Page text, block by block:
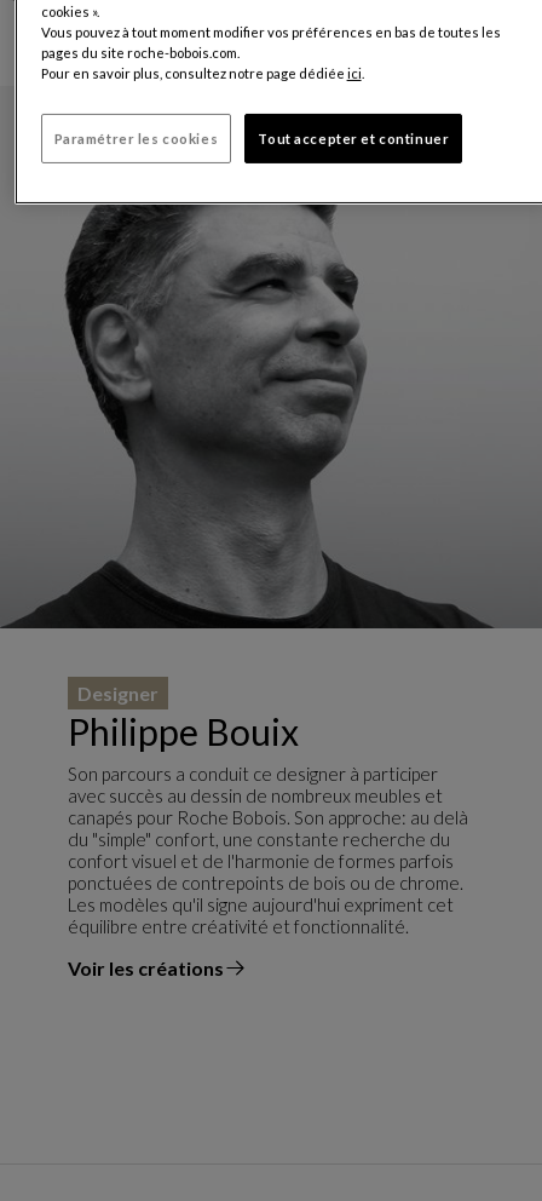
Philippe Bouix
Designer
Son parcours a conduit ce designer à participer
avec succès au dessin de nombreux meubles et
canapés pour Roche Bobois. Son approche: au delà
du "simple" confort, une constante recherche du
confort visuel et de l'harmonie de formes parfois
ponctuées de contrepoints de bois ou de chrome.
Les modèles qu'il signe aujourd'hui expriment cet
équilibre entre créativité et fonctionnalité.
Voir les créations
du designer
cookies ».
Vous pouvez à tout moment modifier vos préférences en bas de toutes les
pages du site roche-bobois.com.
Pour en savoir plus, consultez notre page dédiée ici
Paramétrer les cookies Tout accepter et continuer